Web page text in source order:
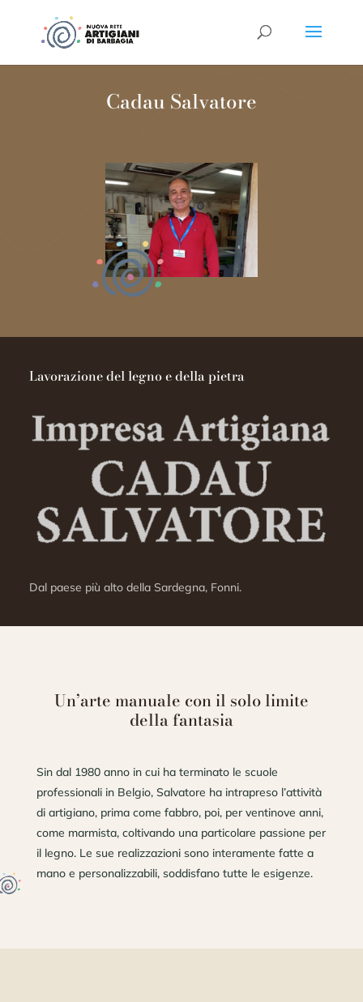
Cadau Salvatore
Lavorazione del legno e della pietra
Dal paese più alto della Sardegna, Fonni.
Un’arte manuale con il solo limite
della fantasia
Sin dal 1980 anno in cui ha terminato le scuole
professionali in Belgio, Salvatore ha intrapreso l’attività
di artigiano, prima come fabbro, poi, per ventinove anni,
come marmista, coltivando una particolare passione per
il legno. Le sue realizzazioni sono interamente fatte a
mano e personalizzabili, soddisfano tutte le esigenze.